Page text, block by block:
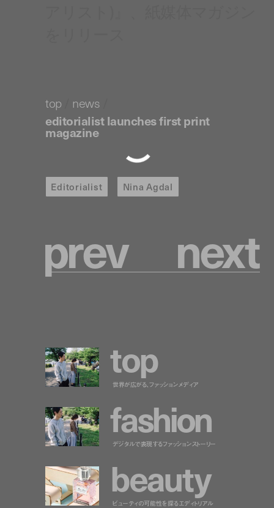
top news
editorialist launches first print
magazine
Editorialist Nina Agdal
prev next
top
世界が広がる、ファッションメディア
fashion
デジタルで表現するファッションストーリー
beauty
ビューティの可能性を探るエディトリアル